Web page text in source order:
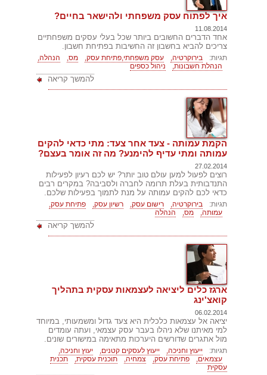
איך לפתוח עסק משפחתי ולהישאר בחיים?
11.08.2014
אחד הדברים החשובים ביותר שכל בעלי עסקים משפחתיים
צריכים להביא בחשבון זה החשיבות בפתיחת חשבון.
תגיות: בירוקרטיה, עסק משפחתי,פתיחת עסק, מס,
הנהלה,
הנהלת חשבונות,
ניהול כספים
להמשך קריאה
הקמת עמותה - צעד אחר צעד: מתי כדאי להקים
עמותה ומתי עדיף להימנע? מה זה אומר בעצם?
27.02.2014
רוצים לפעול למען עולם טוב יותר? יש לכם רעיון לפעילות
התנדבותית בעלת תרומה לחברה ולסביבה? במקרים רבים
כדאי לכם להקים עמותה על מנת לתמוך בפעילות שלכם.
תגיות: בירוקרטיה, רישום עסק, רשיון עסק,
פתיחת עסק,
עמותה,
מס, הנהלה
להמשך קריאה
ארגז כלים ליציאה לעצמאות עסקית בתהליך
קואצ'ינג
06.02.2014
יציאה אל עצמאות כלכלית היא צעד גדול ומשמעותי, במיוחד
למי מאיתנו שלא ניהלו בעבר עסק עצמאי, ועתה עומדים
מול אתגרים שדורשים היערכות מתאימה במישורים שונים.
תגיות: ייעוץ וחניכה, ייעוץ לעסקים קטנים,
יעוץ וחניכה,
עצמאים,
פתיחת עסק, צמחיה, תוכנית עסקית,
תכנית
עסקית